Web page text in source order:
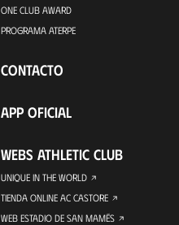
ONE CLUB AWARD
PROGRAMA ATERPE
CONTACTO
APP OFICIAL
WEBS ATHLETIC CLUB
UNIQUE IN THE WORLD
TIENDA ONLINE AC CASTORE
WEB ESTADIO DE SAN MAMÉS